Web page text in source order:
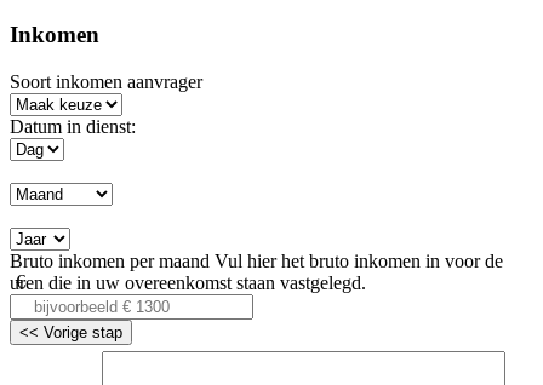
Inkomen
Soort inkomen aanvrager
Datum in dienst:
Bruto inkomen per maand Vul hier het bruto inkomen in voor de
uren die in uw overeenkomst staan vastgelegd.
<< Vorige stap